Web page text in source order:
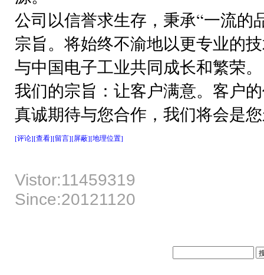
公司以信誉求生存，秉承“一流的
宗旨。将始终不渝地以更专业的
与中国电子工业共同成长和繁荣。
我们的宗旨：让客户满意。客户
真诚期待与您合作，我们将会是
[评论][查看][留言][屏蔽][地理位置]
Vistor:11459319
Since:20121120